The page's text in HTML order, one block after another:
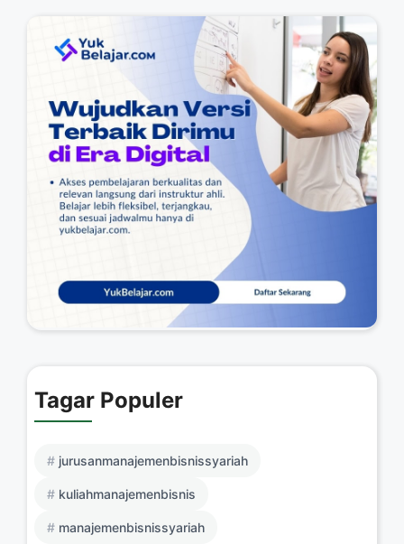
Tagar Populer
jurusanmanajemenbisnissyariah
kuliahmanajemenbisnis
manajemenbisnissyariah